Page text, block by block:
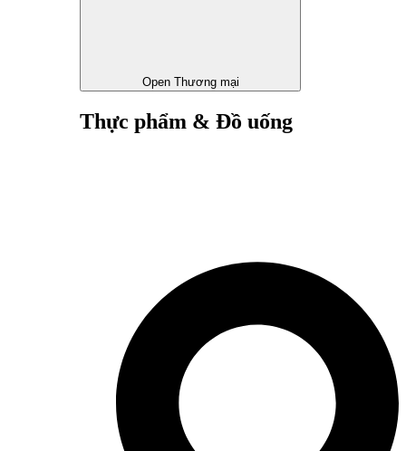
Open Thương mại
Thực phẩm & Đồ uống